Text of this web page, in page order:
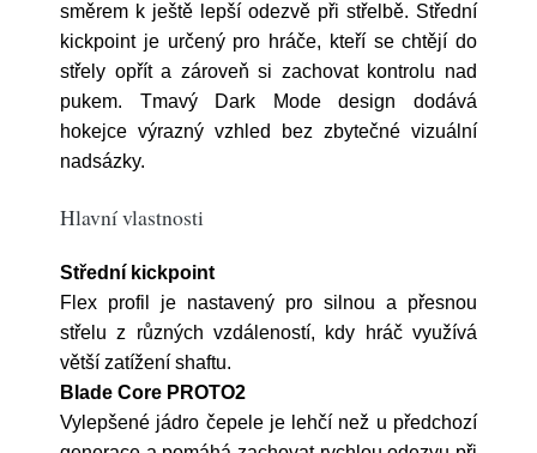
směrem k ještě lepší odezvě při střelbě. Střední
kickpoint je určený pro hráče, kteří se chtějí do
střely opřít a zároveň si zachovat kontrolu nad
pukem. Tmavý Dark Mode design dodává
hokejce výrazný vzhled bez zbytečné vizuální
nadsázky.
Hlavní vlastnosti
Střední kickpoint
Flex profil je nastavený pro silnou a přesnou
střelu z různých vzdáleností, kdy hráč využívá
větší zatížení shaftu.
Blade Core PROTO2
Vylepšené jádro čepele je lehčí než u předchozí